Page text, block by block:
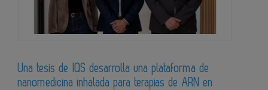
Una tesis de IQS desarrolla una plataforma de
nanomedicina inhalada para terapias de ARN en